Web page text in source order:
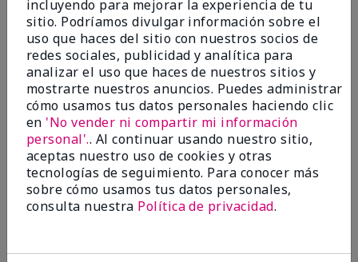
Satisfied
EnviadoHace 3 meses
porKeyrone
de LaBelle, FL
Evaluado en
marykay.com/en-us/
Since using MK products, my skin hasn't been as oily.
I've received compliments that my complexion has
improved, and most of all, my skin doesn't feel dry or
irritated after use. Moisturizers are usually hard to
Tyre, for introducing me to these products!
incluyendo para mejorar la experiencia de tu
sitio. Podríamos divulgar información sobre el
uso que haces del sitio con nuestros socios de
redes sociales, publicidad y analítica para
analizar el uso que haces de nuestros sitios y
mostrarte nuestros anuncios. Puedes administrar
cómo usamos tus datos personales haciendo clic
en 'No vender ni compartir mi información
personal'.. Al continuar usando nuestro sitio,
aceptas nuestro uso de cookies y otras
tecnologías de seguimiento. Para conocer más
sobre cómo usamos tus datos personales,
consulta nuestra Política de privacidad.